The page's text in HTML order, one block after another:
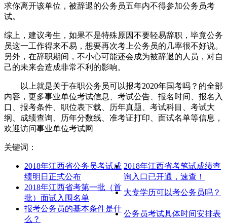
求你离开该单位，被辞退的公务员五年内不得参加公务员考
试。
综上，建议考生，如果不是特殊原因不要轻易辞职，毕竟公务
员这一工作得来不易，想要再次考上公务员的几率很不好说。
另外，在辞职期间，不小心可能还会成为被辞退的人员，对自
己的未来会造成非常不利的影响。
以上就是关于在职公务员可以报考2020年国考吗？的全部
内容，更多事业单位考试信息、考试公告、报名时间、报名入
口、报考条件、职位表下载、历年真题、考试科目、考试大
纲、成绩查询、历年分数线、准考证打印、面试名单等信息，
欢迎访问事业单位考试网
关键词：
2018年江西省公务员考试成
绩明日正式公布
2018年江西省考笔试成绩查
询入口已开通，速查！
2018年江西省考第一批（首
批）面试入围名单
大专学历可以考公务员吗？
报考公务员的基本条件是什
么？
公务员考试具体时间安排表